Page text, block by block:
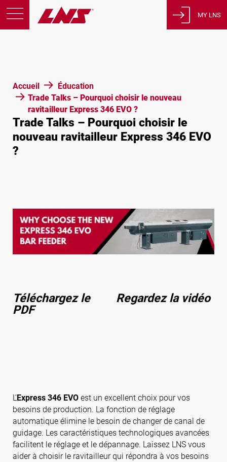
Accueil
Éducation
Trade Talks – Pourquoi choisir le nouveau
ravitailleur Express 346 EVO ?
Trade Talks – Pourquoi choisir le
nouveau ravitailleur Express 346 EVO
?
Téléchargez le
PDF
Regardez la vidéo
L’Express 346 EVOest un excellent choix pour vos
besoins de production. La fonction de réglage
automatique élimine le besoin de changer de canal de
guidage. Les caractéristiques technologiques avancées
facilitent le réglage et le dépannage. Laissez LNS vous
aider à choisir le ravitailleur qui répondra à vos besoins
A propos de nous
Carrières
Contact
Politique de confidentialité
Français
MY LNS